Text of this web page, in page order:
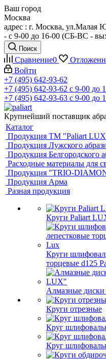
Ваш город
Москва
адрес : г. Москва, ул.Малая
- c 9-00 до 16-00 (СБ-ВС -
Поиск
Сравнение0
Войти
+7 (495) 642-93-62
+7 (495) 642-93-62 c 9-00 до
+7 (495) 642-93-63 c 9-00 до
Крупнейший поставщик
Каталог
Продукция ТМ "Paliart
Продукция Лужского
Продукция Белгородского
Расходные материалы для
Продукция "TRIO-
Продукция Арма
Разная продукция
Круги Paliart
Круги
торцевые d125
Алмазные
Круги отрезные
Круг
Круг